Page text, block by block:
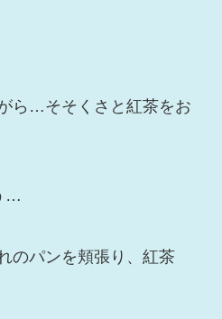
ら…そそくさと紅茶をお
…
のパンを頬張り、紅茶